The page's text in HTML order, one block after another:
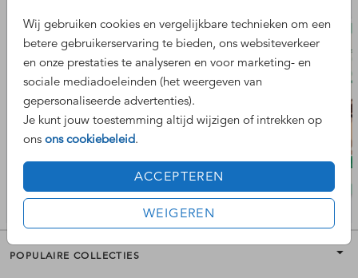
Wij gebruiken cookies en vergelijkbare technieken om een
betere gebruikerservaring te bieden, ons websiteverkeer
en onze prestaties te analyseren en voor marketing- en
sociale mediadoeleinden (het weergeven van
gepersonaliseerde advertenties).
Je kunt jouw toestemming altijd wijzigen of intrekken op
ons ons cookiebeleid.
ACCEPTEREN
WEIGEREN
POPULAIRE COLLECTIES